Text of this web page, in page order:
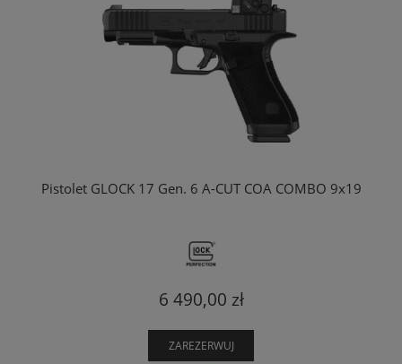
Pistolet GLOCK 17 Gen. 6 A-CUT COA COMBO 9x19
6 490,00 zł
ZAREZERWUJ